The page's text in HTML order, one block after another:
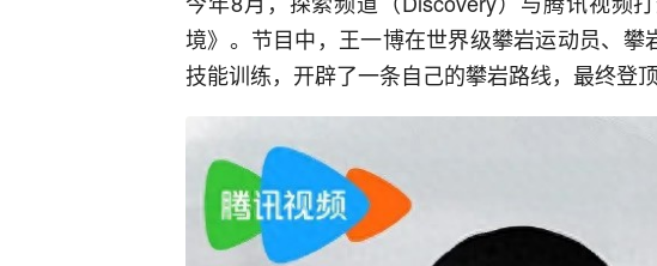
境》。节目中，王一博在世界级攀岩运动员、
技能训练，开辟了一条自己的攀岩路线，最终登顶